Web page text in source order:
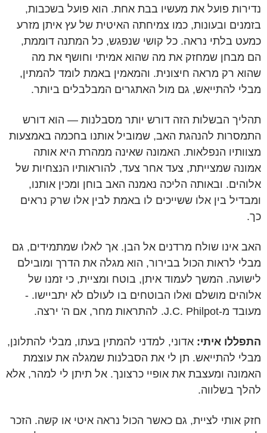
נדירות פועל את מעשיו בבת אחת. הוא פועל בשכבות,
בזמנים ובעונות, כמו צמיחתה האיטית של עץ איתן מזרע
כמעט בלתי נראה. כל קושי שנפגש, כל המתנה דוממת,
הם מבחן שמחזק את מה שהוא אמיתי וחושף את מה
שהוא רק מראה חיצונית. והמאמין באמת לומד להמתין,
מבלי להתייאש, גם מול האתגרים המבלבלים ביותר.
תהליך הבשלות הזה דורש יותר מסבלנות — הוא דורש
התמסרות להנהגת האב, שמוביל אותנו בחכמה באמצעות
מצוותיו הנפלאות. האמונה שאינה ממהרת היא אותה
אמונה שמצייתת, צעד אחר צעד, להוראותיו הנצחיות של
אלוהים. ובאותה הליכה נאמנה האב בוחן ומכין אותנו,
ומבדיל בין אלו ששייכים לו באמת לבין אלו שרק נראים
כך.
האב אינו שולח מרדנים אל הבן. אך לאלו שמתמידים, גם
מבלי לראות הכול בבירור, הוא מגלה את הדרך ומובילם
לישועה. המשך לעמוד איתן, בוטח ומציית, כי זמנו של
אלוהים מושלם ואלו הבוטחים בו לעולם לא יתביישו. -
מעובד מ-J.C. Philpot. להתראות מחר, אם ה' ירצה.
התפללו איתי: אדוני, למדני להמתין בעתו, מבלי להתלונן,
מבלי להתייאש. תן לי את הסבלנות שמגלה את עוצמת
האמונה ומעצבת את אופיי כרצונך. אל תיתן לי למהר, אלא
להלך בשלווה.
חזק אותי לציית, גם כאשר הכול נראה איטי או קשה. הזכר